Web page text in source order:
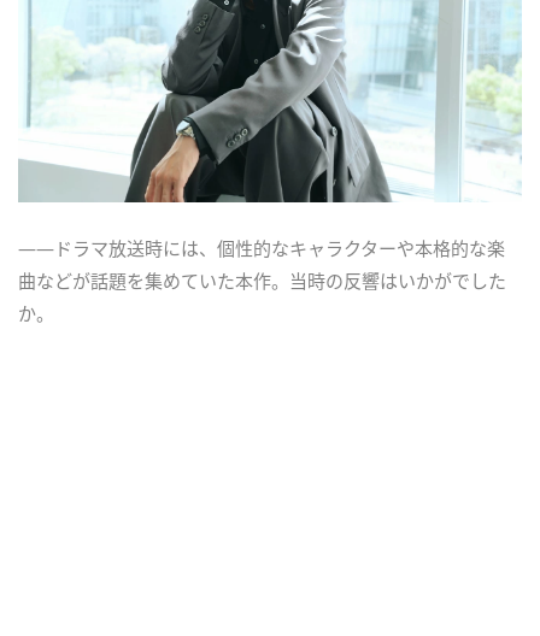
――ドラマ放送時には、個性的なキャラクターや本格的な楽
曲などが話題を集めていた本作。当時の反響はいかがでした
か。